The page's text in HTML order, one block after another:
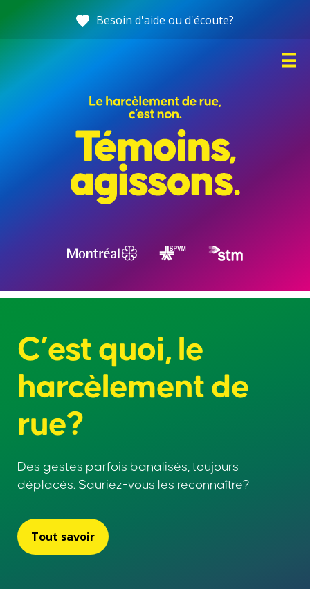
au
Besoin d'aide ou d'écoute?
À propos de cette initiative
Foire aux questions
C’est quoi, le
harcèlement de
rue?
Des gestes parfois banalisés, toujours
déplacés. Sauriez-vous les reconnaître?
Tout savoir